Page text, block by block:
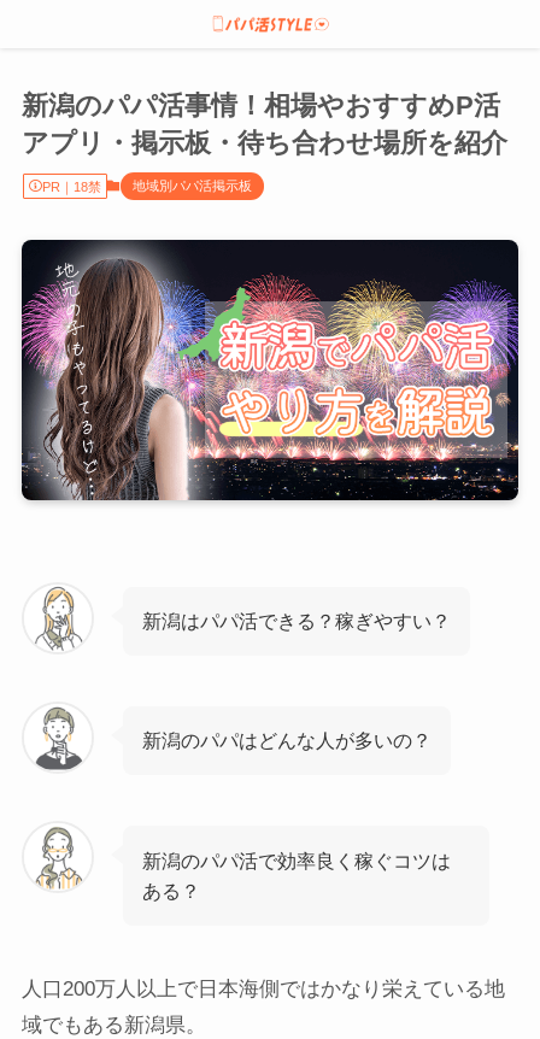
新潟のパパ活事情！相場やおすすめP活
アプリ・掲示板・待ち合わせ場所を紹介
PR｜18禁 地域別パパ活掲示板
新潟はパパ活できる？稼ぎやすい？
新潟のパパはどんな人が多いの？
新潟のパパ活で効率良く稼ぐコツは
ある？
人口200万人以上で日本海側ではかなり栄えている地
域でもある新潟県。